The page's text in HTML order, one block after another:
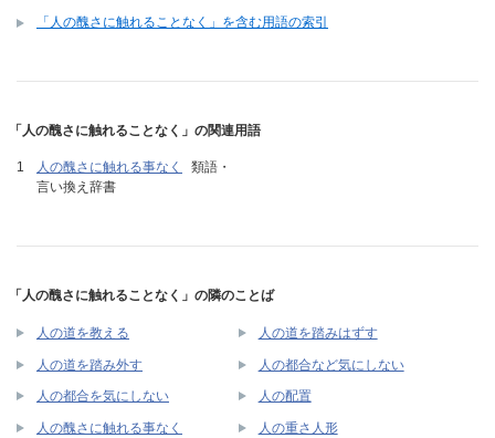
「人の醜さに触れることなく」を含む用語の索引
「人の醜さに触れることなく」の関連用語
人の醜さに触れる事なく
類語・
言い換え辞書
「人の醜さに触れることなく」の隣のことば
人の道を教える 人の道を踏みはずす
人の道を踏み外す 人の都合など気にしない
人の都合を気にしない 人の配置
人の醜さに触れる事なく 人の重さ人形